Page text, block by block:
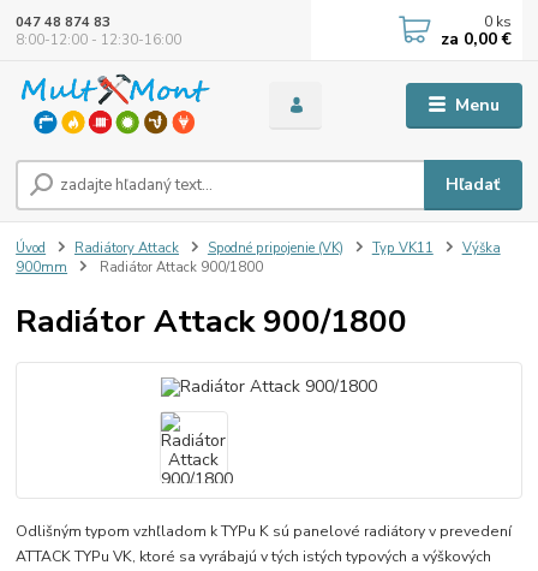
Menu
Hľadať
047 48 874 83
8:00-12:00 - 12:30-16:00
0 ks
za 0,00 €
Úvod Radiátory Attack Spodné pripojenie (VK) Typ VK11
Výška
900mm
Radiátor Attack 900/1800
Radiátor Attack 900/1800
Odlišným typom vzhľladom k TYPu K sú panelové radiátory v prevedení
ATTACK TYPu VK, ktoré sa vyrábajú v tých istých typových a výškových